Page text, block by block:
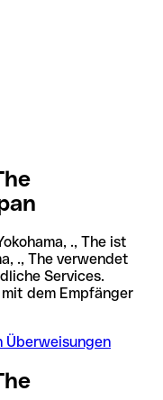
., The ist
., The verwendet
Services.
dem Empfänger
Überweisungen